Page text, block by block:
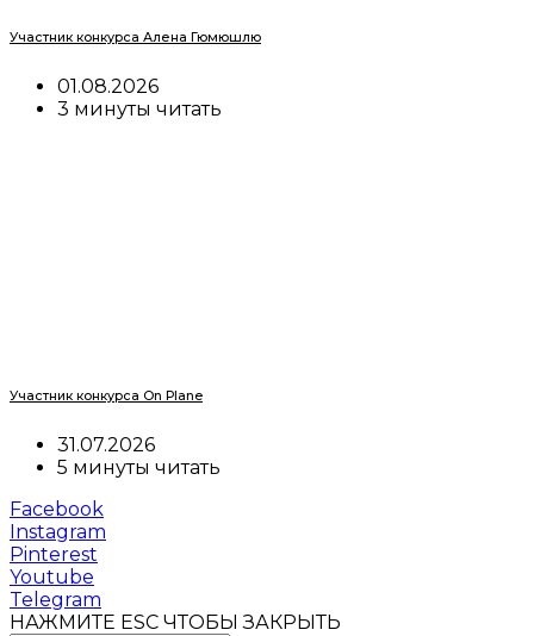
Участник конкурса Алена Гюмюшлю
01.08.2026
3 минуты читать
Участник конкурса On Plane
31.07.2026
5 минуты читать
Facebook
Instagram
Pinterest
Youtube
Telegram
НАЖМИТЕ ESC ЧТОБЫ ЗАКРЫТЬ